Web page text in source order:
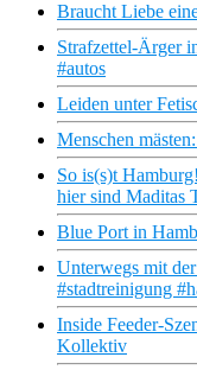
Braucht Liebe
Strafzettel-Ärger
#autos
Leiden unter
Menschen
So is(s)t
hier sind Maditas
Blue Port in
Unterwegs mit
#stadtreinigung
Inside Feeder-
Kollektiv